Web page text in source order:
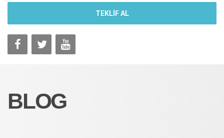
TEKLİF AL
BLOG